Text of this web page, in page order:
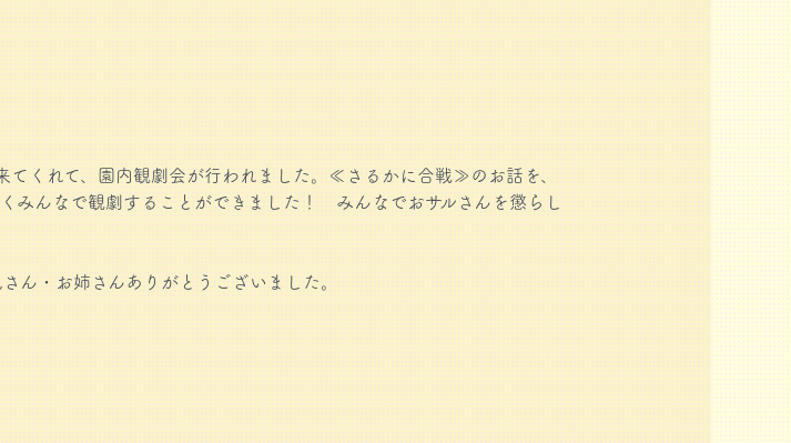
くれて、園内観劇会が行われました。≪さるかに合戦≫のお話を、
みんなで観劇することができました！ みんなでおサルさんを懲らし
ん・お姉さんありがとうございました。